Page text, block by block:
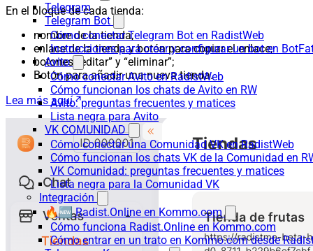
Telegram
Telegram Bot
Cómo conectar Telegram Bot en RadistWeb
Instrucciones para crear y configurar un bot en
Avito
Cómo conectar Avito en RadistWeb
Cómo funcionan los chats de Avito en RW
Avito: preguntas frecuentes y matices
Lista negra para Avito
VK COMUNIDAD
Cómo conectar una Comunidad VK en RadistWeb
Cómo funcionan los chats VK de la Comunidad en
VK Comunidad: preguntas frecuentes y matices
Lista negra para la Comunidad VK
Integración
🔥🆕 Radist.Online en Kommo.com
Cómo funciona Radist.Online en Kommo.com
Cómo entrar en un trato en Kommo.com desde
En el bloque de cada tienda:
nombre de la tienda;
enlace de la tienda y botón para copiar el enlace;
botones “editar” y “eliminar”;
Botón para añadir una nueva tienda.
Lea más aquí